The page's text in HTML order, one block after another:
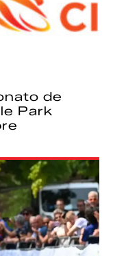
de
Park